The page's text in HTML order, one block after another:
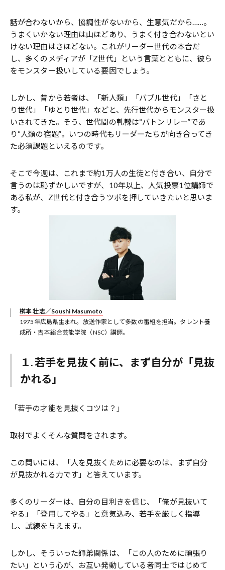
話が合わないから、協調性がないから、生意気だから……。
うまくいかない理由は山ほどあり、うまく付き合わないとい
けない理由はさほどない。これがリーダー世代の本音だ
し、多くのメディアが「Z世代」という言葉とともに、彼ら
をモンスター扱いしている要因でしょう。
しかし、昔から若者は、「新人類」「バブル世代」「さと
り世代」「ゆとり世代」などと、先行世代からモンスター扱
いされてきた。そう、世代間の軋轢は“バトンリレー”であ
り“人類の宿題”。いつの時代もリーダーたちが向き合ってき
た必須課題といえるのです。
そこで今週は、これまで約1万人の生徒と付き合い、自分で
言うのは恥ずかしいですが、10年以上、人気投票1位講師で
ある私が、Z世代と付き合うツボを押していきたいと思いま
す。
桝本 壮志／Soushi Masumoto
1975年広島県生まれ。放送作家として多数の番組を担当。タレント養
成所・吉本総合芸能学院（NSC）講師。
１.若手を見抜く前に、まず自分が「見抜
かれる」
「若手の才能を見抜くコツは？」
取材でよくそんな質問をされます。
この問いには、「人を見抜くために必要なのは、まず自分
が見抜かれる力です」と答えています。
多くのリーダーは、自分の目利きを信じ、「俺が見抜いて
やる」「登用してやる」と意気込み、若手を厳しく指導
し、試練を与えます。
しかし、そういった師弟関係は、「この人のために頑張り
たい」という心が、お互い発動している者同士ではじめて